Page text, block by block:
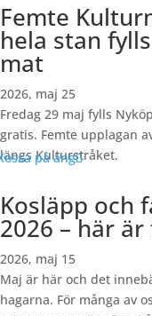
Femte
hela stan
mat
2026, maj 25
Fredag 29 maj fylls
gratis. Femte upplagan
längs Kulturstråket.
Kosläpp och
2026 – här
2026, maj 15
Maj är här och det
hagarna. För många av